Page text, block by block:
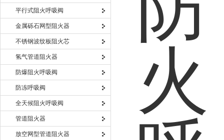
平行式阻火呼吸阀
金属砾石网型阻火器
不锈钢波纹板阻火芯
氢气管道阻火器
防爆阻火呼吸阀
防冻呼吸阀
全天候阻火呼吸阀
管道阻火器
放空网型管道阻火器